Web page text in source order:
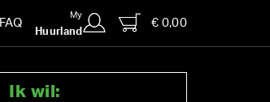
FAQ
My
Huurland
€ 0,00
Ik wil: